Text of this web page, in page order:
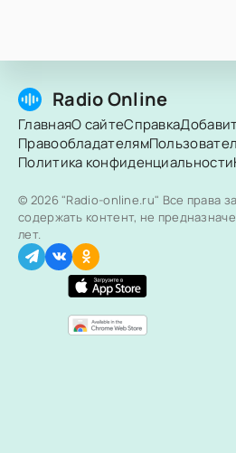
Radio Online
ГлавнаяО сайтеСправка
Правообладателям
Политика конфиденциальности
© 2026 "Radio-online.ru" Все права
содержать контент, не
лет.